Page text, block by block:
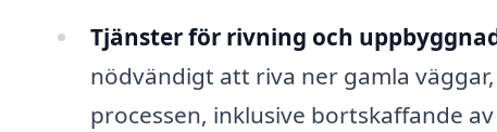
Tjänster för rivning och
nödvändigt att riva ner gamla
processen, inklusive bortskaffande